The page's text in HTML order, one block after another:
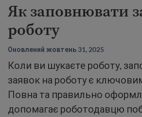
Як заповнювати
роботу
Оновлений жовтень 31, 2025
Коли ви шукаєте роботу,
заявок на роботу є
Повна та правильно
допомагає роботодавцю